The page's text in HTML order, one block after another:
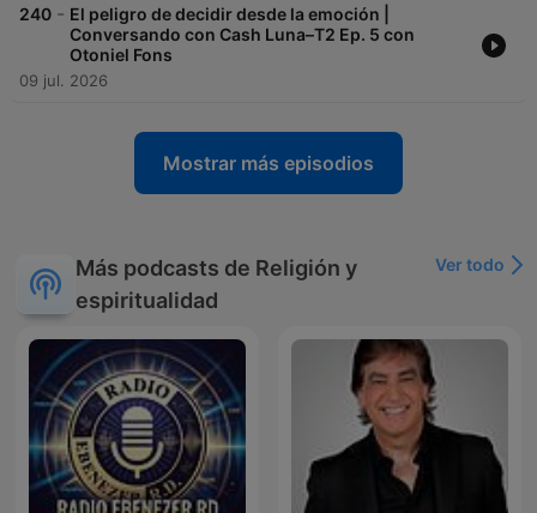
240 - El peligro de decidir desde la emoción |
Conversando con Cash Luna–T2 Ep. 5 con
Otoniel Fons
09 jul. 2026
Mostrar más episodios
Más podcasts de Religión y
espiritualidad
Ver todo